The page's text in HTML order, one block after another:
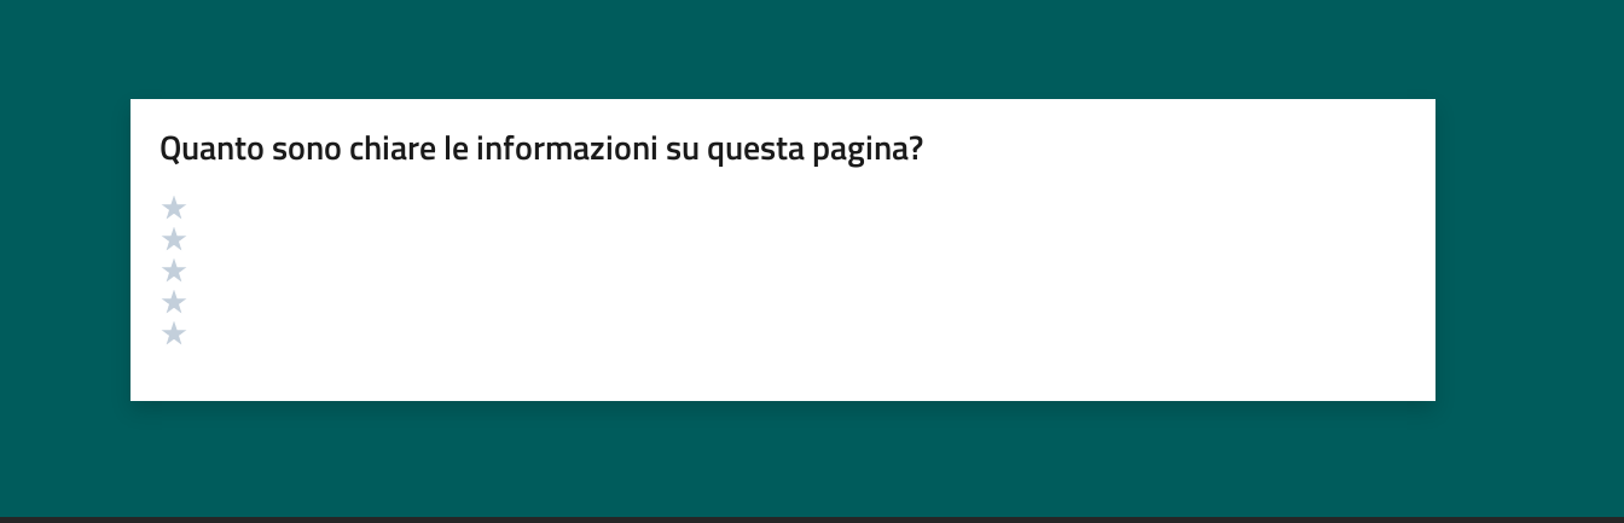
Quanto sono chiare le informazioni su questa pagina?
Valutazione